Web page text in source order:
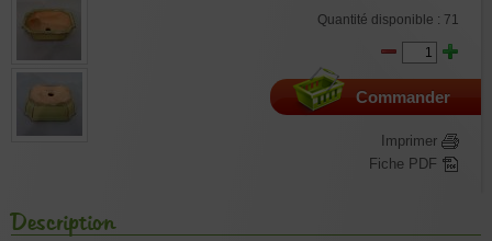
Quantité disponible : 71
Commander
Imprimer
Fiche PDF
Description